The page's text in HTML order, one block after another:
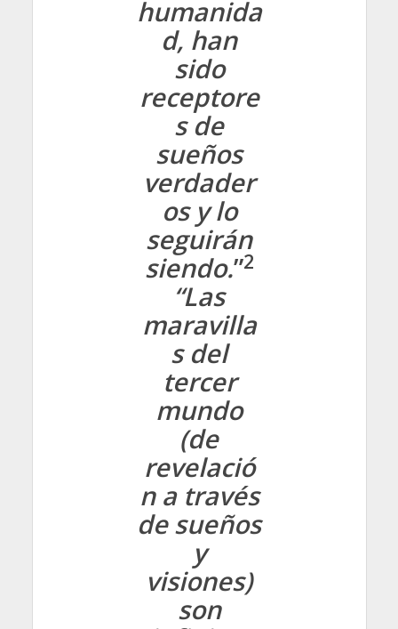
humanida
d, han
sido
receptore
s de
sueños
verdader
os y lo
seguirán
siendo.”2
“Las
maravilla
s del
tercer
mundo
(de
revelació
n a través
de sueños
y
visiones)
son